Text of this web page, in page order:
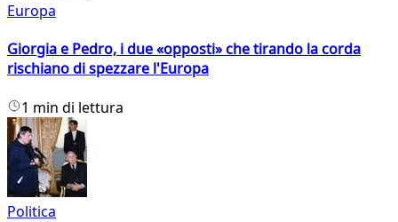
Europa
Giorgia e Pedro, i due «opposti» che tirando la corda
rischiano di spezzare l'Europa
1 min di lettura
Politica